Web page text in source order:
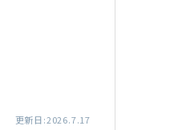
更新日:2026.7.17